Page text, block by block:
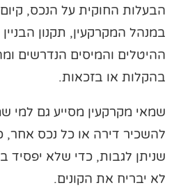
הבעלות החוקית על הנכס,
במנהל המקרקעין, תקנון
ההיטלים והמיסים הנדרשים
בהקלות או בזכאות.
שמאי מקרקעין מסייע גם למי
להשכיר דירה או כל נכס אחר,
שניתן לגבות, כדי שלא
לא יבריח את הקונים.